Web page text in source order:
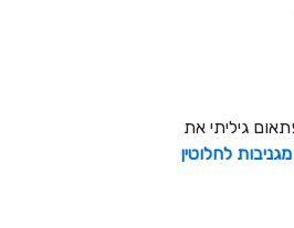
גיליתי את
לחלוטין